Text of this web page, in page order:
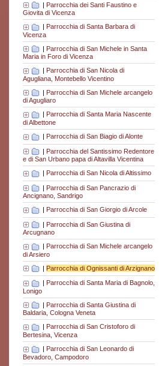
| Parrocchia dei Santi Faustino e
Giovita di Vicenza
Parrocchia di Santa Barbara di
Vicenza
| Parrocchia di San Michele in Santa
Maria in Foro di Vicenza
Parrocchia di San Nicola di
Agugliana, Montebello Vicentino
| Parrocchia di San Michele arcangelo
di Agugliaro
Parrocchia di Santa Maria Nascente
di Albettone
| Parrocchia di San Biagio di Alonte
| Parrocchia del Santissimo Redentore
e di San Urbano papa di Altavilla Vicentina
| Parrocchia di San Nicola di Altissimo
| Parrocchia di San Pancrazio di
Ancignano, Sandrigo
| Parrocchia di San Giorgio di Arcole
| Parrocchia di San Giustina di
Arcugnano
Parrocchia di San Michele arcangelo
di Arsiero
| Parrocchia di Ognissanti di Arzignano
Parrocchia di Santa Maria di Bagnolo,
Lonigo
| Parrocchia di Santa Giustina di
Baldaria, Cologna Veneta
Parrocchia di San Cristoforo di
Bertesina, Vicenza
| Parrocchia di San Leonardo di
Bevadoro, Campodoro